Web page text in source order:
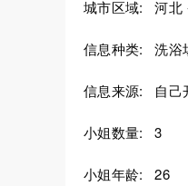
城市区域: 河北
信息种类: 洗浴
信息来源: 自己
小姐数量: 3
小姐年龄: 26